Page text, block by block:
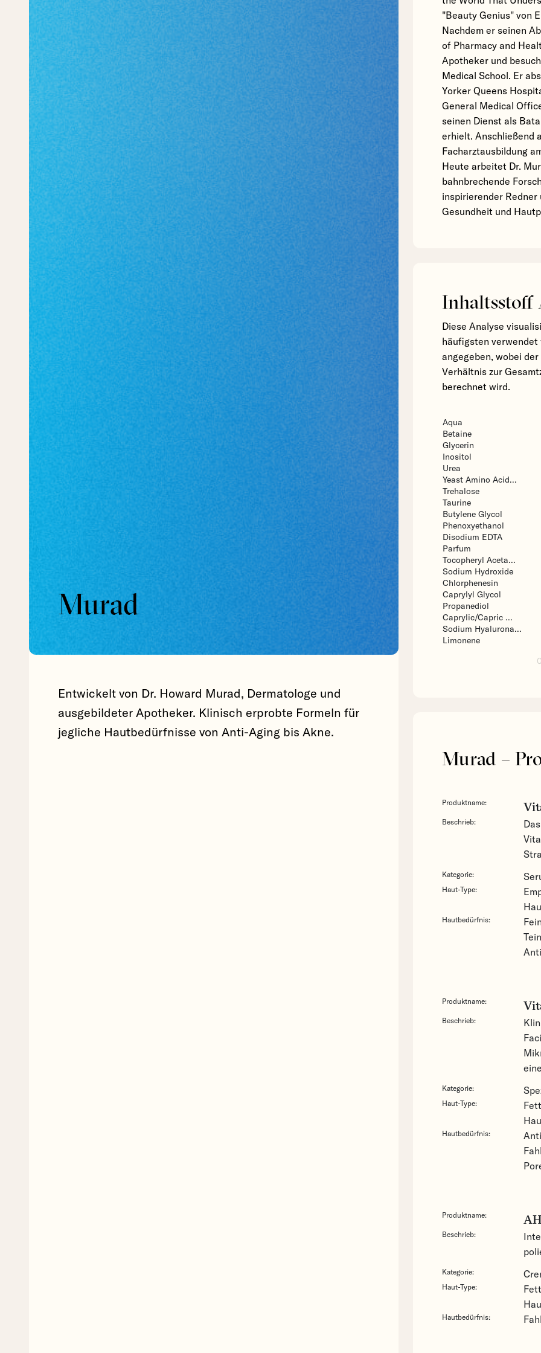
Murad
Entwickelt von Dr. Howard Murad, Dermatologe und
ausgebildeter Apotheker. Klinisch erprobte Formeln für
jegliche Hautbedürfnisse von Anti-Aging bis Akne.
"Beauty Genius" von
Nachdem er seinen
of Pharmacy and
Apotheker und
Medical School. Er
Yorker Queens
General Medical
seinen Dienst als
erhielt. Anschließend
Facharztausbildung
Heute arbeitet Dr.
bahnbrechende
inspirierender
Gesundheit und
Inhaltsstoff
Diese Analyse
häufigsten verwendet
angegeben, wobei
Verhältnis zur
berechnet wird.
Aqua
Betaine
Glycerin
Inositol
Urea
Yeast Amino Acid...
Trehalose
Taurine
Butylene Glycol
Phenoxyethanol
Disodium EDTA
Parfum
Tocopheryl Aceta...
Sodium Hydroxide
Chlorphenesin
Caprylyl Glycol
Propanediol
Caprylic/Capric ...
Sodium Hyalurona...
Limonene
Murad –
Produktname:
Beschrieb:
Kategorie:
Haut-Type:
Hautbedürfnis:
Produktname:
Beschrieb:
Kategorie:
Haut-Type:
Hautbedürfnis:
Produktname:
Beschrieb:
Kategorie:
Haut-Type:
Hautbedürfnis: